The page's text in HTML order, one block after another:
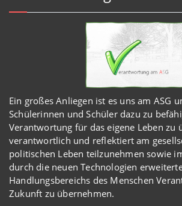
Ein großes Anliegen ist es uns am ASG
Schülerinnen und Schüler dazu zu
Verantwortung für das eigene Leben zu
verantwortlich und reflektiert am
politischen Leben teilzunehmen sowie
durch die neuen Technologien
Handlungsbereichs des Menschen
Zukunft zu übernehmen.